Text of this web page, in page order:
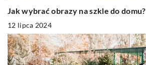
Jak wybrać obrazy na szkle do domu?
12 lipca 2024